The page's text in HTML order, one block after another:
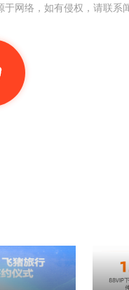
网络，如有侵权，请联系